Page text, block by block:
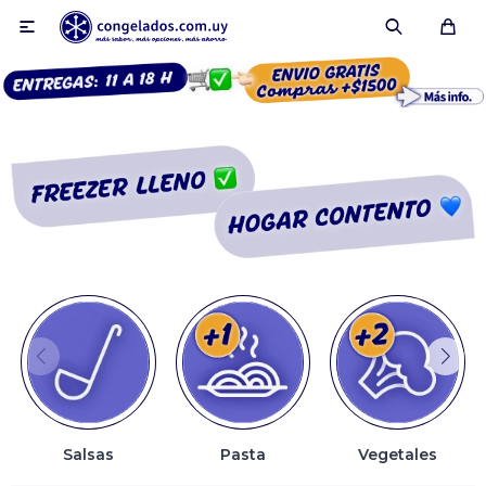

Salsas Pasta Vegetales
Smoothies
Fruta congelada
Pulpas
Pizzas